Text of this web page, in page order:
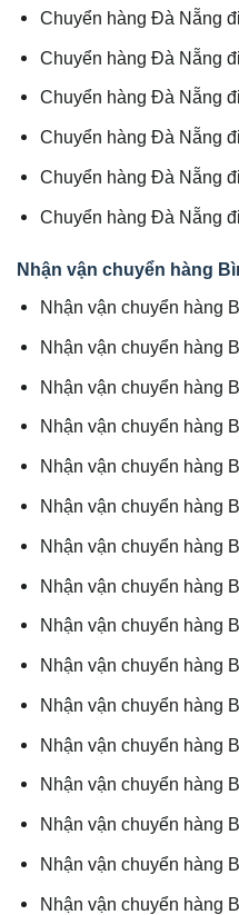
Chuyển hàng Đà Nẵng
Chuyển hàng Đà Nẵng
Chuyển hàng Đà Nẵng
Chuyển hàng Đà Nẵng
Chuyển hàng Đà Nẵng
Chuyển hàng Đà Nẵng
Nhận vận chuyển hàng
Nhận vận chuyển hàng
Nhận vận chuyển hàng
Nhận vận chuyển hàng
Nhận vận chuyển hàng
Nhận vận chuyển hàng
Nhận vận chuyển hàng
Nhận vận chuyển hàng
Nhận vận chuyển hàng
Nhận vận chuyển hàng
Nhận vận chuyển hàng
Nhận vận chuyển hàng
Nhận vận chuyển hàng
Nhận vận chuyển hàng
Nhận vận chuyển hàng
Nhận vận chuyển hàng
Nhận vận chuyển hàng